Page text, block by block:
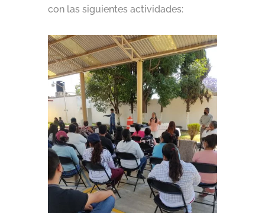
con las siguientes actividades: